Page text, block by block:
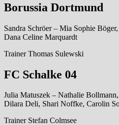
Borussia Dortmund
Sandra Schröer – Mia Sophie
Dana Celine Marquardt
Trainer Thomas Sulewski
FC Schalke 04
Julia Matuszek – Nathalie
Dilara Deli, Shari Noffke, Carolin
Trainer Stefan Colmsee